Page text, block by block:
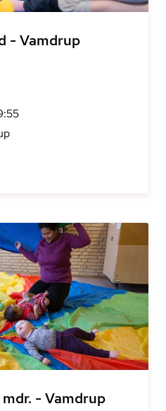
- Vamdrup
- Vamdrup